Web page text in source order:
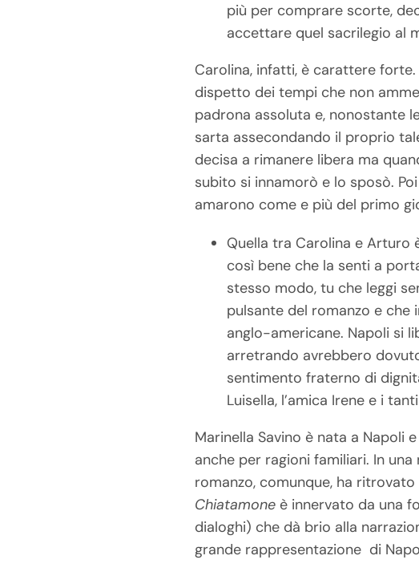
più per comprare scorte,
accettare quel sacrilegio al
Carolina, infatti, è carattere forte.
dispetto dei tempi che non
padrona assoluta e, nonostante
sarta assecondando il proprio
decisa a rimanere libera ma
subito si innamorò e lo sposò.
amarono come e più del primo
Quella tra Carolina e Arturo
così bene che la senti a
stesso modo, tu che leggi
pulsante del romanzo e
anglo-americane. Napoli si
arretrando avrebbero
sentimento fraterno di
Luisella, l’amica Irene e i
Marinella Savino è nata a Napoli
anche per ragioni familiari. In
romanzo, comunque, ha
Chiatamone è innervato da una
dialoghi) che dà brio alla
grande rappresentazione di